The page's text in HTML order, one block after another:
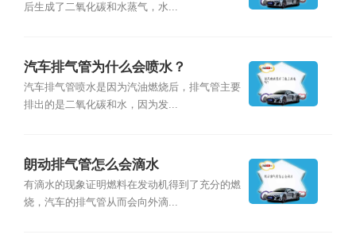
后生成了二氧化碳和水蒸气，水...
汽车排气管为什么会喷水？
汽车排气管喷水是因为汽油燃烧后，排气管主要
排出的是二氧化碳和水，因为发...
朗动排气管怎么会滴水
有滴水的现象证明燃料在发动机得到了充分的燃
烧，汽车的排气管从而会向外滴...